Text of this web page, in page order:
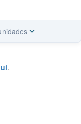
.